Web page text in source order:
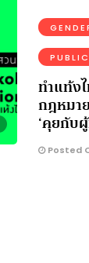
ทำแท้ง
กฎหมา
‘คุยกับ
Posted